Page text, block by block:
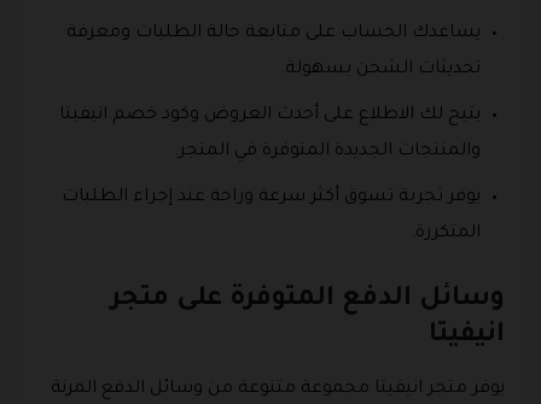
يساعدك الحساب على متابعة حالة الطلبات ومعرفة
تحديثات الشحن بسهولة.
يتيح لك الاطلاع على أحدث العروض وكود خصم انيفيتا
والمنتجات الجديدة المتوفرة في المتجر.
يوفر تجربة تسوق أكثر سرعة وراحة عند إجراء الطلبات
المتكررة.
وسائل الدفع المتوفرة على متجر
انيفيتا
يوفر متجر انيفيتا مجموعة متنوعة من وسائل الدفع المرنة